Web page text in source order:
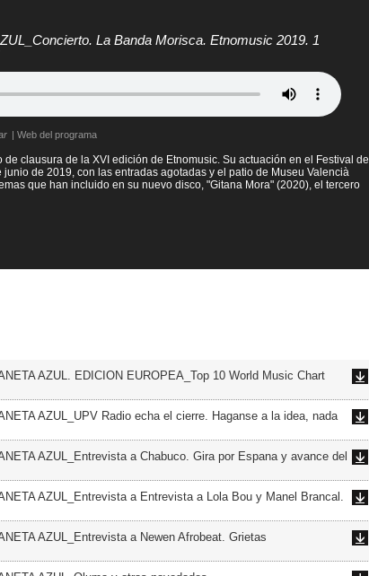
La Banda Morisca. Etnomusic 2019. 1
Web del programa
clausura de la XVI edición de Etnomusic. Su actuación en el Festival de
de 2019, con las entradas agotadas y el patio de Museu Valencià
que han incluido en su nuevo disco, "Gitana Mora" (2020), el tercero
AZUL. EDICION EUROPEA_Top 10 World Music Chart
AZUL_UPV Radio echa el cierre. Haganse a la idea, nada
AZUL_Entrevista a Chabuco. Gira por Espana y avance del
AZUL_Entrevista a Entrevista a Lola Bou y Manel Brancal.
AZUL_Entrevista a Newen Afrobeat. Grietas